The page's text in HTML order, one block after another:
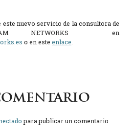
nuevo servicio de la consultora de
NETWORKS en
o en este enlace
para publicar un comentario.